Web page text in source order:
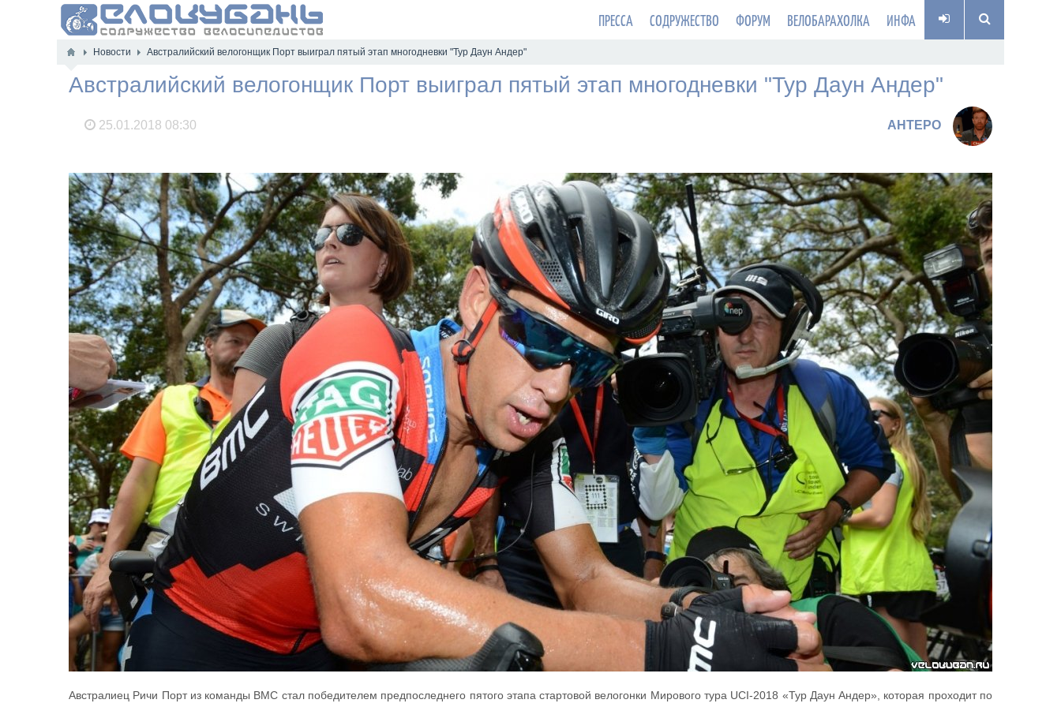
ПРЕССА СОДРУЖЕСТВО ФОРУМ ВЕЛОБАРАХОЛКА ИНФА
Новости Австралийский велогонщик Порт выиграл пятый этап многодневки "Тур Даун Андер"
Австралийский велогонщик Порт выиграл пятый этап многодневки "Тур Даун Андер"
25.01.2018 08:30 AHTEPO
Австралиец Ричи Порт из команды BMC стал победителем предпоследнего пятого этапа стартовой велогонки Мирового тура UCI-2018 «Тур Даун Андер», которая проходит по